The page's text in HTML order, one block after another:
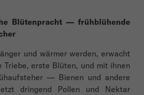
Blütenpracht — frühblühende
und wärmer werden, erwacht
Triebe, erste Blüten, und mit ihnen
— Bienen und andere
dringend Pollen und Nektar